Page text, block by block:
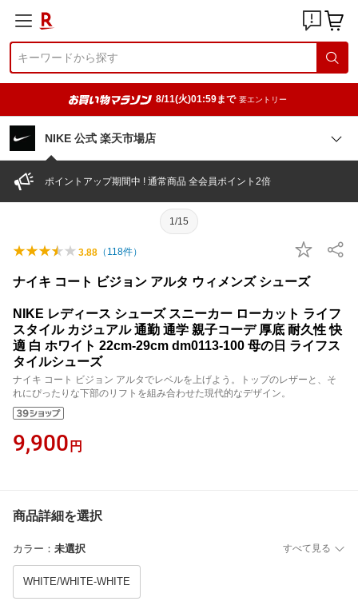
8/11(火)01:59まで 要エントリー
NIKE 公式 楽天市場店
ポイントアップ期間中 ! 通常商品 全会員ポイント2倍
1/15
3.88 （ 118件）
ナイキ コート ビジョン アルタ ウィメンズ シューズ
NIKE レディース シューズ スニーカー ローカット ライフ
スタイル カジュアル 通勤 通学 親子コーデ 厚底 耐久性 快
適 白 ホワイト 22cm-29cm dm0113-100 母の日 ライフス
タイルシューズ
ナイキ コート ビジョン アルタでレベルを上げよう。トップのレザーと、そ
れにぴったりな下部のリフトを組み合わせた現代的なデザイン。
9,900 円
商品詳細を選択
カラー ： 未選択 すべて見る
WHITE/WHITE-WHITE